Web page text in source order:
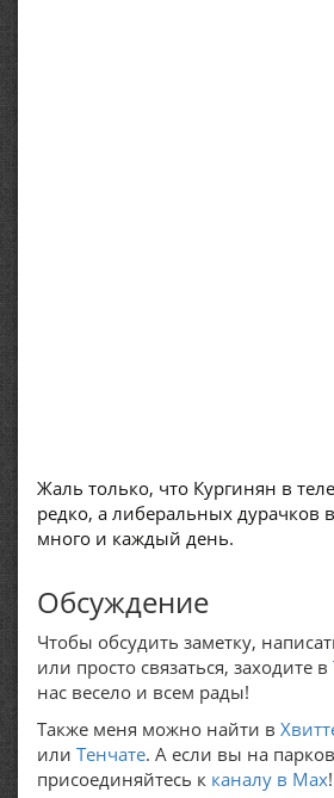
Жаль только, что Кургинян в
редко, а либеральных дурачков
много и каждый день.
Обсуждение
Чтобы обсудить заметку,
или просто связаться, заходите в
нас весело и всем рады!
Также меня можно найти в
или Тенчате. А если вы на
присоединяйтесь к каналу в Max!